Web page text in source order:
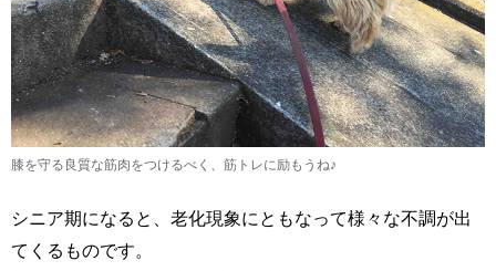
膝を守る良質な筋肉をつけるべく、筋トレに励もうね♪
シニア期になると、老化現象にともなって様々な不調が出
てくるものです。